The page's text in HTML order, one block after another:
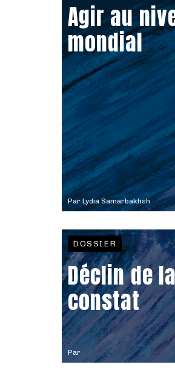
ParLydia Samarbakhsh
Agir au
mondial
Par
DOSSIER
Déclin de
constat